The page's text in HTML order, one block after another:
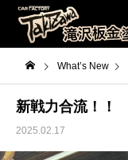
What’s New
新戦力合流！！
2025.02.17